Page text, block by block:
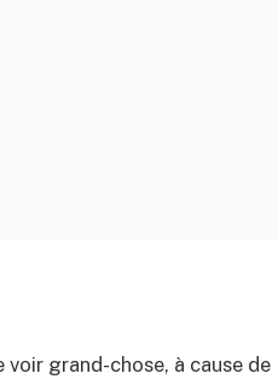
grand-chose, à cause de